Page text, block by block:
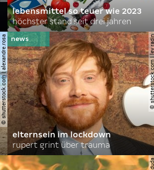
lebensmittel so teuer wie 2023
höchster stand seit drei jahren
© shutterstock.com | alexandre.rosa ©
elternsein im lockdown
rupert grint über trauma